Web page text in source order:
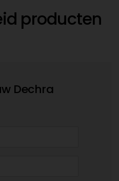
producten
Dechra